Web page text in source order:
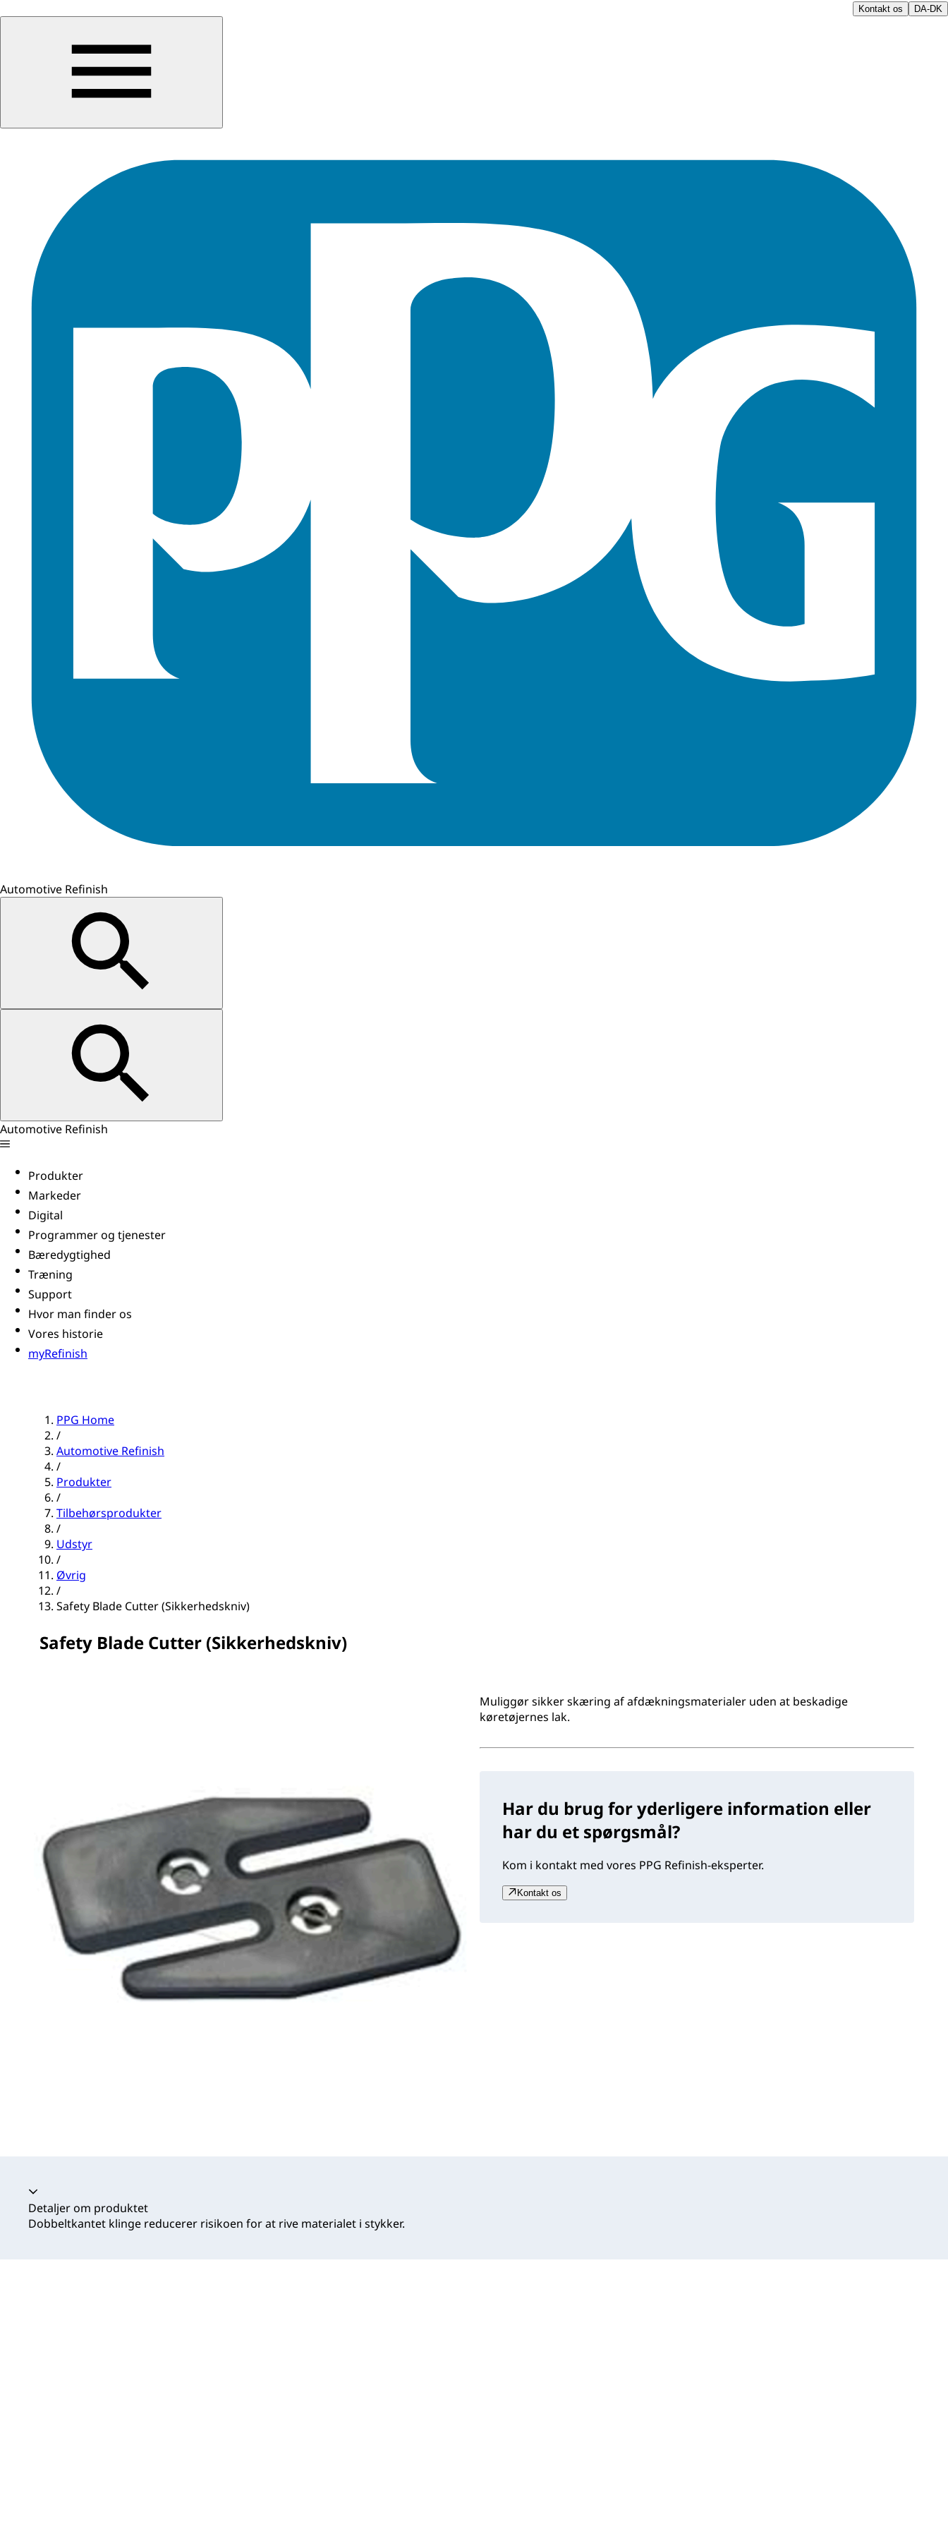
Kontakt os DA-DK
Automotive Refinish
Automotive Refinish
Produkter
Markeder
Digital
Programmer og tjenester
Bæredygtighed
Træning
Support
Hvor man finder os
Vores historie
myRefinish
PPG Home
/
Automotive Refinish
/
Produkter
/
Tilbehørsprodukter
/
Udstyr
/
Øvrig
/
Safety Blade Cutter (Sikkerhedskniv)
Safety Blade Cutter (Sikkerhedskniv)
Muliggør sikker skæring af afdækningsmaterialer uden at beskadige
køretøjernes lak.
Har du brug for yderligere information eller
har du et spørgsmål?
Kom i kontakt med vores PPG Refinish-eksperter.
Kontakt os
Harmonika kollapset
Detaljer om produktet
Dobbeltkantet klinge reducerer risikoen for at rive materialet i stykker.